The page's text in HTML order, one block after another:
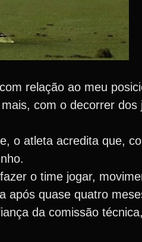
relação ao meu
com o decorrer dos
o atleta acredita que,
o time jogar,
após quase quatro
da comissão